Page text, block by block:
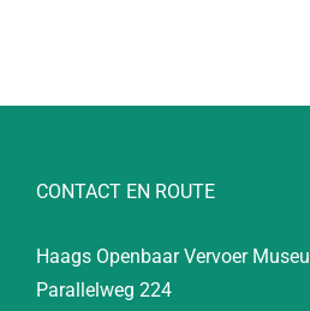
CONTACT EN ROUTE
Haags Openbaar Vervoer
Parallelweg 224